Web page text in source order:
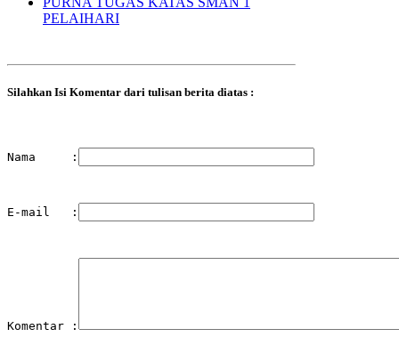
PELAIHARI
Silahkan Isi Komentar dari tulisan berita diatas :
Nama     :
E-mail   :
Komentar :